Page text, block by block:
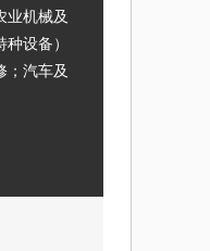
业机械及
设备）
；汽车及
批准的